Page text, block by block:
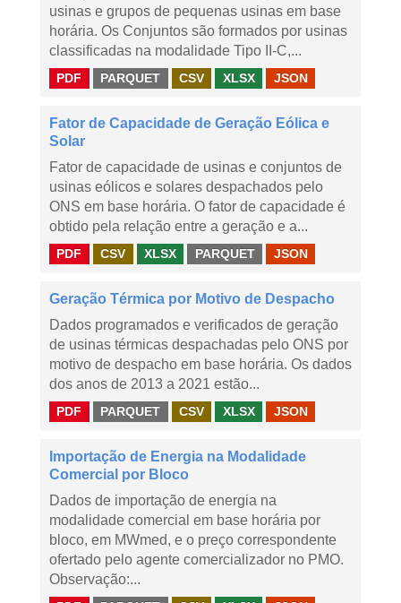
usinas e grupos de pequenas usinas em base
horária. Os Conjuntos são formados por usinas
classificadas na modalidade Tipo II-C,...
PDF PARQUET CSV XLSX JSON
Fator de Capacidade de Geração Eólica e
Solar
Fator de capacidade de usinas e conjuntos de
usinas eólicos e solares despachados pelo
ONS em base horária. O fator de capacidade é
obtido pela relação entre a geração e a...
PDF CSV XLSX PARQUET JSON
Geração Térmica por Motivo de Despacho
Dados programados e verificados de geração
de usinas térmicas despachadas pelo ONS por
motivo de despacho em base horária. Os dados
dos anos de 2013 a 2021 estão...
PDF PARQUET CSV XLSX JSON
Importação de Energia na Modalidade
Comercial por Bloco
Dados de importação de energia na
modalidade comercial em base horária por
bloco, em MWmed, e o preço correspondente
ofertado pelo agente comercializador no PMO.
Observação:...